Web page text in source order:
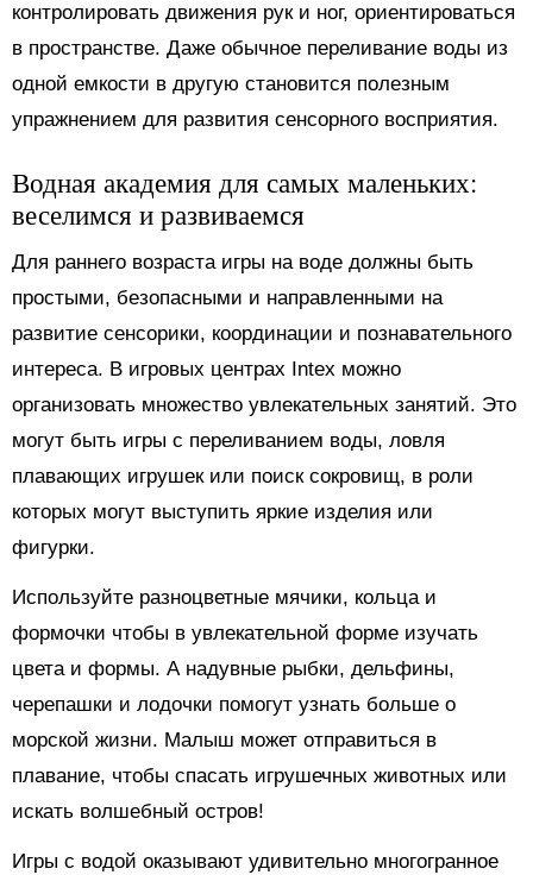
контролировать движения рук и ног, ориентироваться
в пространстве. Даже обычное переливание воды из
одной емкости в другую становится полезным
упражнением для развития сенсорного восприятия.
Водная академия для самых маленьких:
веселимся и развиваемся
Для раннего возраста игры на воде должны быть
простыми, безопасными и направленными на
развитие сенсорики, координации и познавательного
интереса. В игровых центрах Intex можно
организовать множество увлекательных занятий. Это
могут быть игры с переливанием воды, ловля
плавающих игрушек или поиск сокровищ, в роли
которых могут выступить яркие изделия или
фигурки.
Используйте разноцветные мячики, кольца и
формочки чтобы в увлекательной форме изучать
цвета и формы. А надувные рыбки, дельфины,
черепашки и лодочки помогут узнать больше о
морской жизни. Малыш может отправиться в
плавание, чтобы спасать игрушечных животных или
искать волшебный остров!
Игры с водой оказывают удивительно многогранное